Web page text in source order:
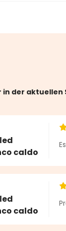
der aktuellen
caldo
caldo